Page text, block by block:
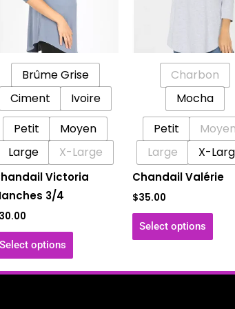
Brûme Grise
Ciment
Ivoire
Petit
Moyen
Large
X-Large
Victoria
3/4
30.00
Select options
peuvent
être
choisies
la
page
du
Charbon
Mocha
Petit
Moyen
Large
X-
Chandail Valérie
$35.00
Select options
Les
être
la
du